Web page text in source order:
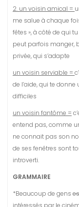
2. un voisin amical =
me salue à chaque
fêtes », à côté de qui
peut parfois manger,
privée, qui s’adapte
un voisin serviable =
de l’aide, qui te
difficiles
un voisin fantôme =
entend pas, comme
ne connait pas son
de ses fenêtres sont
introverti.
GRAMMAIRE
*Beaucoup de gens